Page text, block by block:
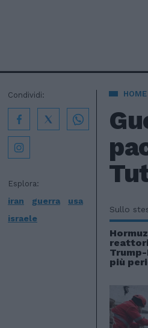
HOME
Esplora:
iran guerra
usa
israele
Condividi:
Sullo
più